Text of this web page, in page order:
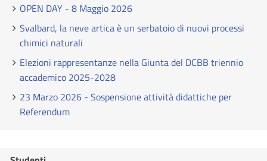
OPEN DAY - 8 Maggio 2026
Svalbard, la neve artica è un serbatoio di nuovi processi
chimici naturali
Elezioni rappresentanze nella Giunta del DCBB triennio
accademico 2025-2028
23 Marzo 2026 - Sospensione attività didattiche per
Referendum